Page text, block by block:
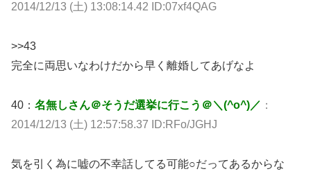
2014/12/13 (土) 13:08:14.42 ID:07xf4QAG
>>43
完全に両思いなわけだから早く離婚してあげなよ
40： 名無しさん＠そうだ選挙に行こう＠＼(^o^)／ ：
2014/12/13 (土) 12:57:58.37 ID:RFo/JGHJ
気を引く為に嘘の不幸話してる可能○だってあるからな